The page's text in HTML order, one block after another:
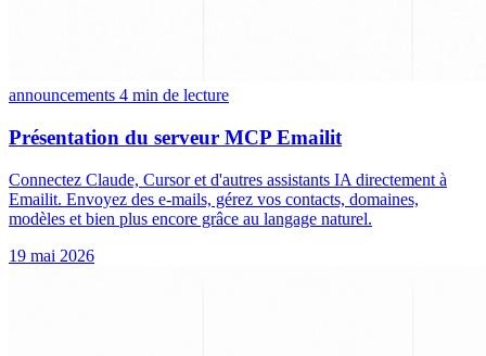
announcements 4 min de lecture
Présentation du serveur MCP Emailit
Connectez Claude, Cursor et d'autres assistants IA directement à
Emailit. Envoyez des e-mails, gérez vos contacts, domaines,
modèles et bien plus encore grâce au langage naturel.
19 mai 2026